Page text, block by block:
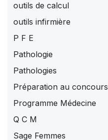
outils de calcul
outils infirmière
P F E
Pathologie
Pathologies
Préparation au concours
Programme Médecine
Q C M
Sage Femmes